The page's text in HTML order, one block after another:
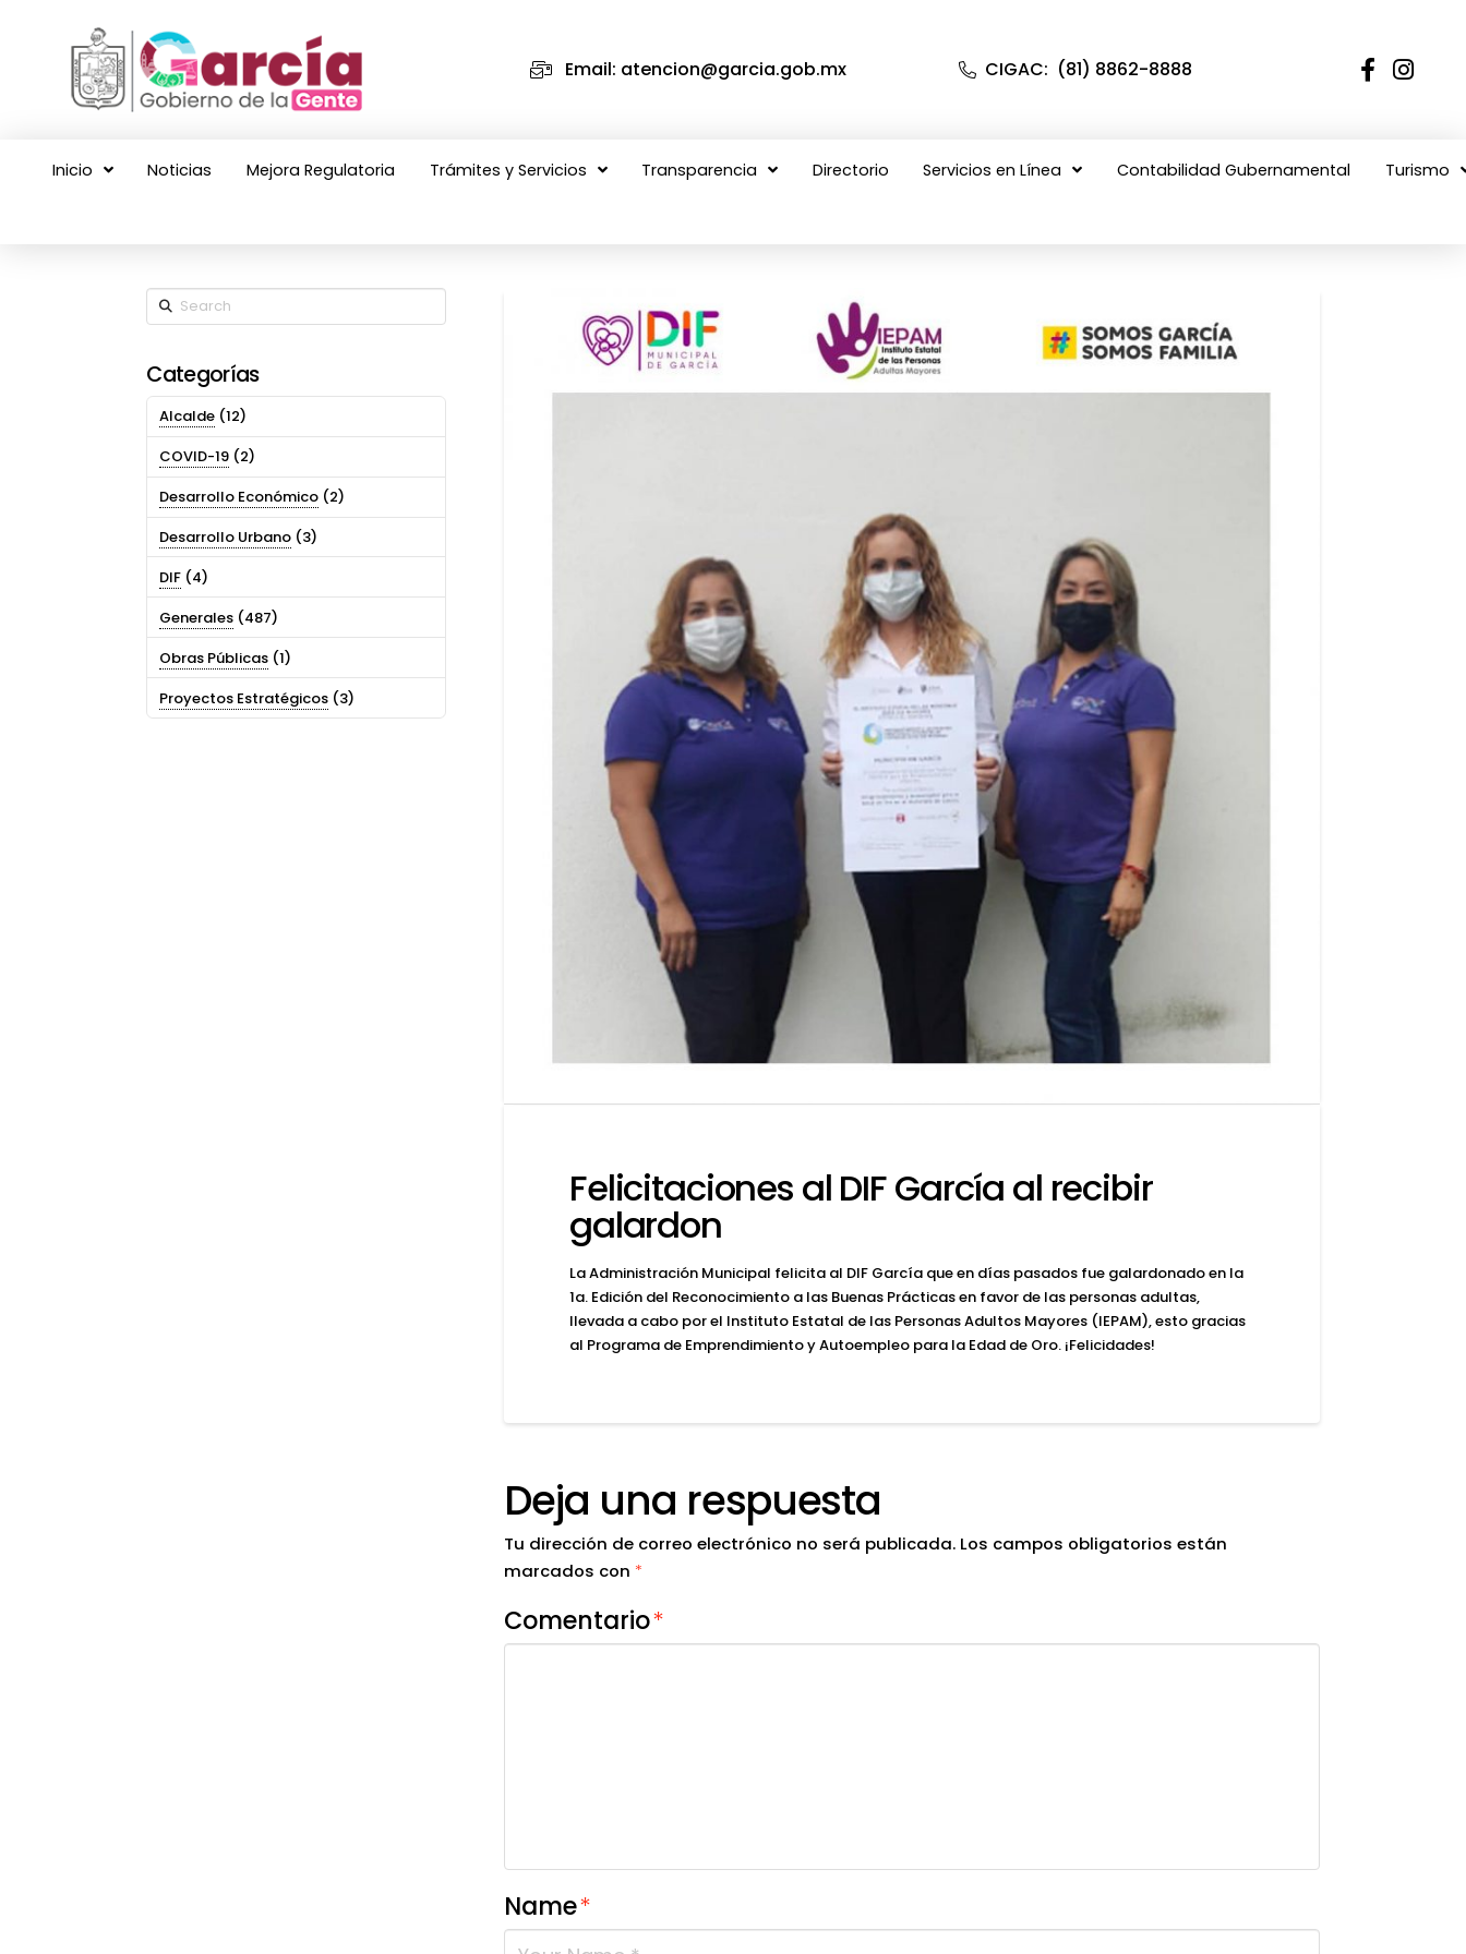
Email: atencion@garcia.gob.mx CIGAC: (81) 8862-8888
Inicio Noticias Mejora Regulatoria Trámites y Servicios Transparencia Directorio Servicios en Línea Contabilidad Gubernamental Turismo
Felicitaciones al DIF García al recibir
galardon
La Administración Municipal felicita al DIF García que en días pasados fue galardonado en la
1a. Edición del Reconocimiento a las Buenas Prácticas en favor de las personas adultas,
llevada a cabo por el Instituto Estatal de las Personas Adultos Mayores (IEPAM), esto gracias
al Programa de Emprendimiento y Autoempleo para la Edad de Oro. ¡Felicidades!
Deja una respuesta
Tu dirección de correo electrónico no será publicada. Los campos obligatorios están
marcados con *
Comentario*
Name*
Search
Categorías
Alcalde (12)
COVID-19 (2)
Desarrollo Económico (2)
Desarrollo Urbano (3)
DIF (4)
Generales (487)
Obras Públicas (1)
Proyectos Estratégicos (3)